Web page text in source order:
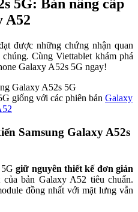
5G: Bản nâng cấp
A52
được những chứng nhận quan
Cùng Viettablet khám phá
Galaxy A52s 5G ngay!
giống với các phiên bản Galaxy
Samsung Galaxy A52s
5Ggiữ nguyên thiết kế đơn giản
của bản Galaxy A52 tiêu chuẩn.
đồng nhất với mặt lưng vẫn